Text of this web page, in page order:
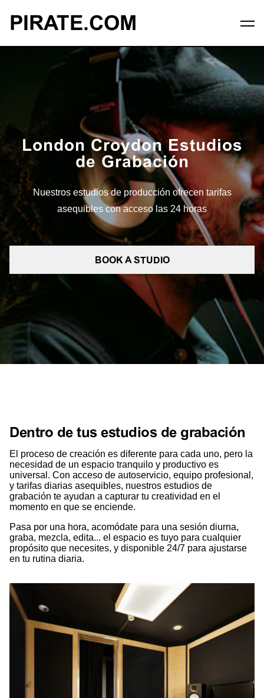
PIRATE.COM
London Croydon Estudios
de Grabación
Nuestros estudios de producción ofrecen tarifas
asequibles con acceso las 24 horas
BOOK A STUDIO
Dentro de tus estudios de grabación
El proceso de creación es diferente para cada uno, pero la
necesidad de un espacio tranquilo y productivo es
universal. Con acceso de autoservicio, equipo profesional,
y tarifas diarias asequibles, nuestros estudios de
grabación te ayudan a capturar tu creatividad en el
momento en que se enciende.
Pasa por una hora, acomódate para una sesión diurna,
graba, mezcla, edita... el espacio es tuyo para cualquier
propósito que necesites, y disponible 24/7 para ajustarse
en tu rutina diaria.